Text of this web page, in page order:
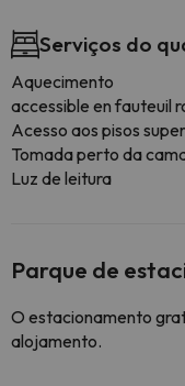
Serviços do
Aquecimento
accessible en fauteuil
Acesso aos pisos
Tomada perto da
Luz de leitura
Parque de
O estacionamento
alojamento.